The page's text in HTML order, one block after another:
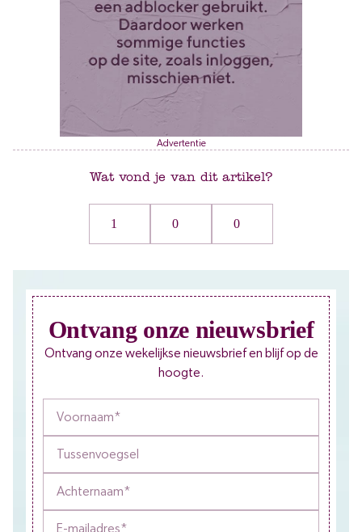
Advertentie
Wat vond je van dit artikel?
1 0 0
Ontvang onze nieuwsbrief
Ontvang onze wekelijkse nieuwsbrief en blijf op de
hoogte.